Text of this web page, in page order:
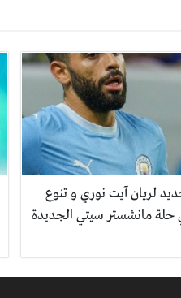
لريان آيت نوري و تنوع
حلة مانشستر سيتي الجديدة